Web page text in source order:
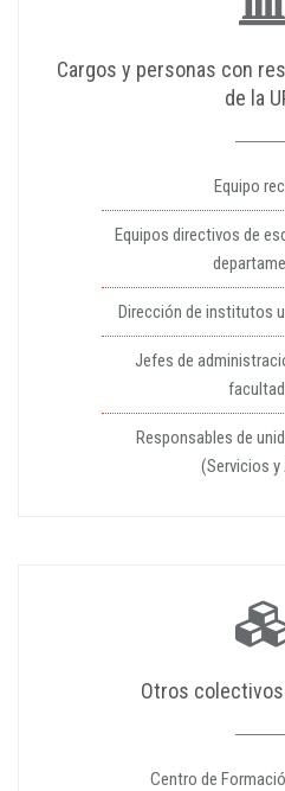
Cargos y personas con
de la
Equipo
Equipos directivos de
Dirección de institutos
Jefes de
Responsables de
(Servicios y
Otros
Centro de